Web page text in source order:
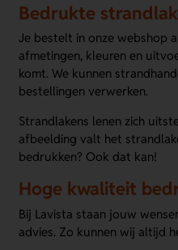
Bedrukte
Je bestelt in onze webshop
afmetingen, kleuren en
komt. We kunnen
bestellingen verwerken.
Strandlakens lenen zich
afbeelding valt het
bedrukken? Ook dat kan!
Hoge kwaliteit
Bij Lavista staan jouw
advies. Zo kunnen wij altijd